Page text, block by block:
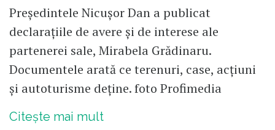
Președintele Nicușor Dan a publicat
declarațiile de avere și de interese ale
partenerei sale, Mirabela Grădinaru.
Documentele arată ce terenuri, case, acțiuni
și autoturisme deține. foto Profimedia
Citește mai mult